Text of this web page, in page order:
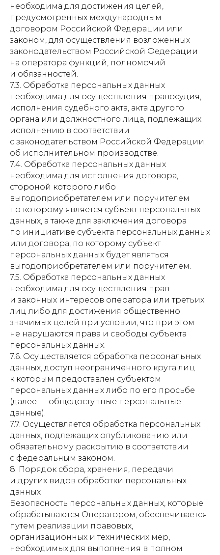
необходима для достижения целей,
предусмотренных международным
договором Российской Федерации или
законом, для осуществления возложенных
законодательством Российской Федерации
на оператора функций, полномочий
и обязанностей.
7.3. Обработка персональных данных
необходима для осуществления правосудия,
исполнения судебного акта, акта другого
органа или должностного лица, подлежащих
исполнению в соответствии
с законодательством Российской Федерации
об исполнительном производстве.
7.4. Обработка персональных данных
необходима для исполнения договора,
стороной которого либо
выгодоприобретателем или поручителем
по которому является субъект персональных
данных, а также для заключения договора
по инициативе субъекта персональных данных
или договора, по которому субъект
персональных данных будет являться
выгодоприобретателем или поручителем.
7.5. Обработка персональных данных
необходима для осуществления прав
и законных интересов оператора или третьих
лиц либо для достижения общественно
значимых целей при условии, что при этом
не нарушаются права и свободы субъекта
персональных данных.
7.6. Осуществляется обработка персональных
данных, доступ неограниченного круга лиц
к которым предоставлен субъектом
персональных данных либо по его просьбе
(далее — общедоступные персональные
данные).
7.7. Осуществляется обработка персональных
данных, подлежащих опубликованию или
обязательному раскрытию в соответствии
с федеральным законом.
8. Порядок сбора, хранения, передачи
и других видов обработки персональных
данных
Безопасность персональных данных, которые
обрабатываются Оператором, обеспечивается
путем реализации правовых,
организационных и технических мер,
необходимых для выполнения в полном
НАШИ КОНТАКТЫ
Telegram WhatsApp Instagram*